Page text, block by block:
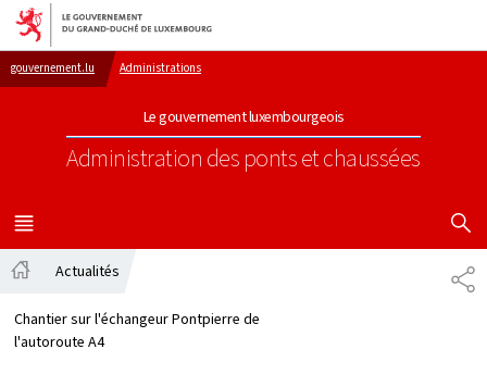
Aller au menu principal
Aller au contenu
gouvernement.lu Administrations
Le gouvernement luxembourgeois
Administration des ponts et chaussées
MENU
PRINCIPAL
Actualités
Chantier sur l'échangeur Pontpierre de
l'autoroute A4